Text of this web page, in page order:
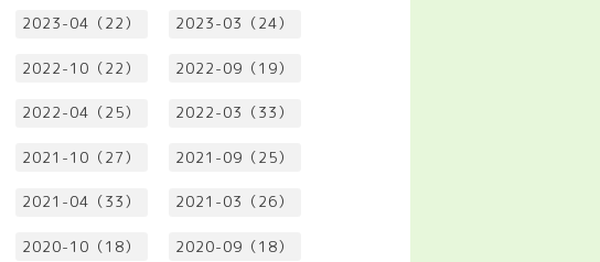
2023-04（22） 2023-03（24）
2022-10（22） 2022-09（19）
2022-04（25） 2022-03（33）
2021-10（27） 2021-09（25）
2021-04（33） 2021-03（26）
2020-10（18） 2020-09（18）